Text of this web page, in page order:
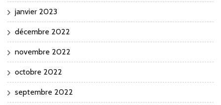
janvier 2023
décembre 2022
novembre 2022
octobre 2022
septembre 2022